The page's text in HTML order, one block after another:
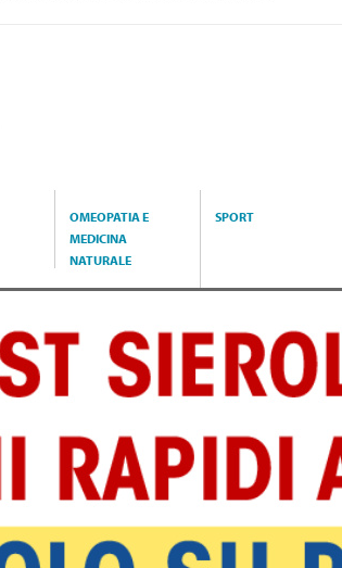
OMEOPATIA E
MEDICINA
NATURALE
SPORT